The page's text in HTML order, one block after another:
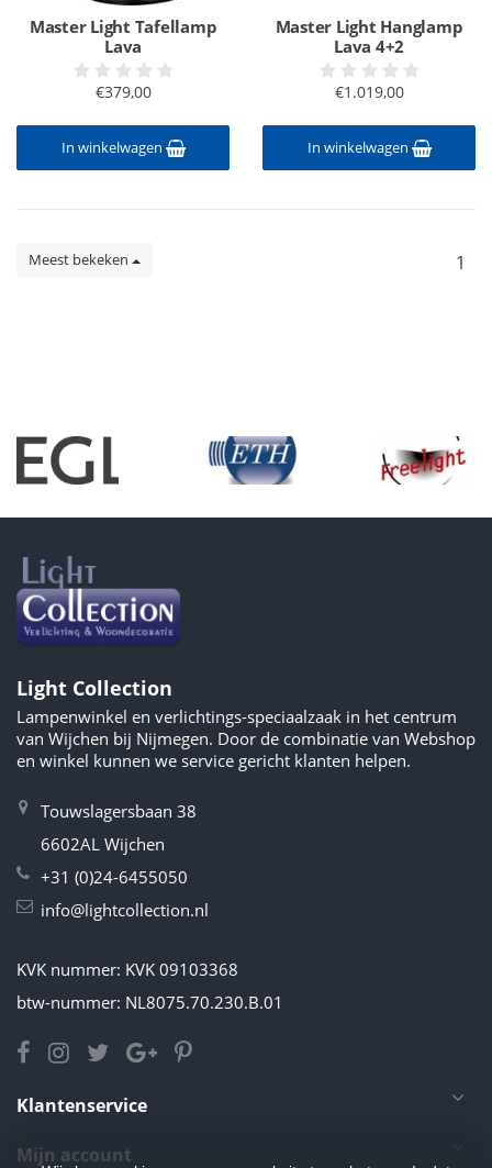
Master Light Tafellamp
Lava
€379,00
In winkelwagen
Master Light Hanglamp
Lava 4+2
€1.019,00
In winkelwagen
Meest bekeken 1
Light Collection
Lampenwinkel en verlichtings-speciaalzaak in het centrum
van Wijchen bij Nijmegen. Door de combinatie van Webshop
en winkel kunnen we service gericht klanten helpen.
Touwslagersbaan 38
6602AL Wijchen
+31 (0)24-6455050
info@lightcollection.nl
KVK nummer: KVK 09103368
btw-nummer: NL8075.70.230.B.01
Klantenservice
Mijn account